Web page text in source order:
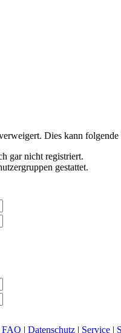
Dies kann folgende
gar nicht registriert.
gestattet.
FAQ | Datenschutz | Service |